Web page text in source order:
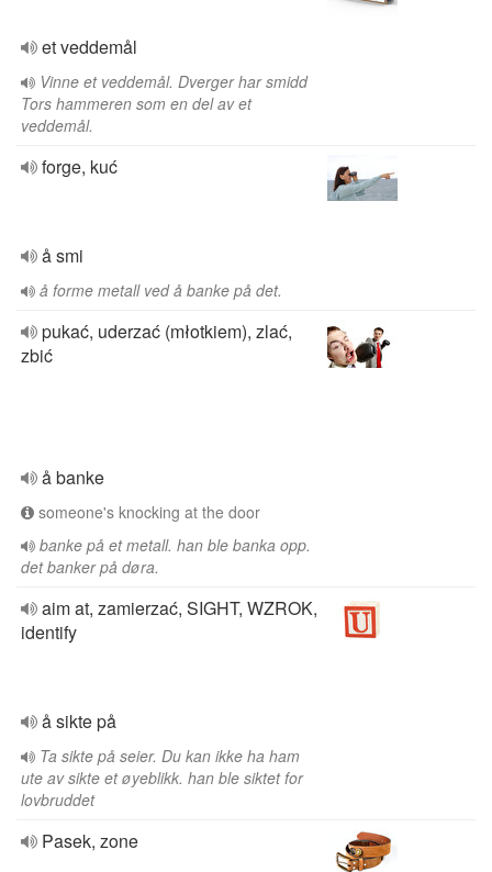
et veddemål
Vinne et veddemål. Dverger har smidd
Tors hammeren som en del av et
veddemål.
forge, kuć
å smi
å forme metall ved å banke på det.
pukać, uderzać (młotkiem), zlać,
zbić
å banke
someone's knocking at the door
banke på et metall. han ble banka opp.
det banker på døra.
aim at, zamierzać, SIGHT, WZROK,
identify
å sikte på
Ta sikte på seier. Du kan ikke ha ham
ute av sikte et øyeblikk. han ble siktet for
lovbruddet
Pasek, zone